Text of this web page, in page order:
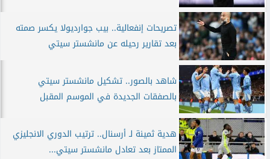
تصريحات إنفعالية.. بيب جوارديولا يكسر صمته
بعد تقارير رحيله عن مانشستر سيتي
شاهد بالصور.. تشكيل مانشستر سيتي
بالصفقات الجديدة في الموسم المقبل
هدية ثمينة لـ أرسنال.. ترتيب الدوري الانجليزي
الممتاز بعد تعادل مانشستر سيتي...